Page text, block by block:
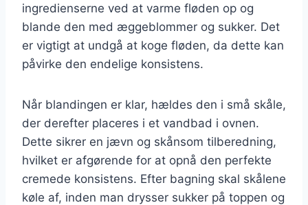
ingredienserne ved at varme fløden op og
blande den med æggeblommer og sukker. Det
er vigtigt at undgå at koge fløden, da dette kan
påvirke den endelige konsistens.
Når blandingen er klar, hældes den i små skåle,
der derefter placeres i et vandbad i ovnen.
Dette sikrer en jævn og skånsom tilberedning,
hvilket er afgørende for at opnå den perfekte
cremede konsistens. Efter bagning skal skålene
køle af, inden man drysser sukker på toppen og